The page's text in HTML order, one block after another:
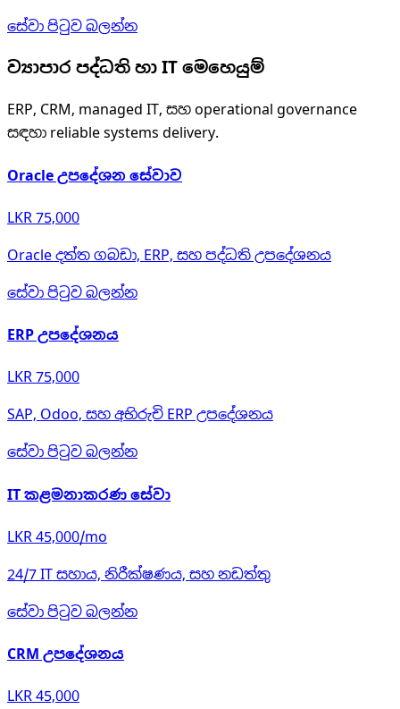
සේවා පිටුව බලන්න
ව්‍යාපාර පද්ධති හා IT මෙහෙයුම්
ERP, CRM, managed IT, සහ operational governance
සඳහා reliable systems delivery.
Oracle උපදේශන සේවාව
LKR 75,000
Oracle දත්ත ගබඩා, ERP, සහ පද්ධති උපදේශනය
සේවා පිටුව බලන්න
ERP උපදේශනය
LKR 75,000
SAP, Odoo, සහ අභිරුචි ERP උපදේශනය
සේවා පිටුව බලන්න
IT කළමනාකරණ සේවා
LKR 45,000/mo
24/7 IT සහාය, නිරීක්ෂණය, සහ නඩත්තු
සේවා පිටුව බලන්න
CRM උපදේශනය
LKR 45,000